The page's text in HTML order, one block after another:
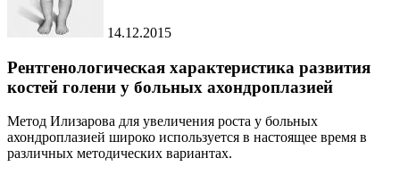
14.12.2015
Рентгенологическая характеристика развития
костей голени у больных ахондроплазией
Метод Илизарова для увеличения роста у больных
ахондроплазией широко используется в настоящее время в
различных методических вариантах.